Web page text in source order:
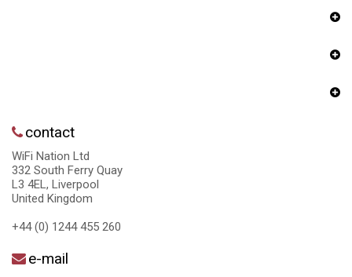
contact
WiFi Nation Ltd
332 South Ferry Quay
L3 4EL, Liverpool
United Kingdom
+44 (0) 1244 455 260
e-mail